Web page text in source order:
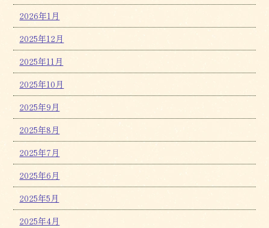
2026年1月
2025年12月
2025年11月
2025年10月
2025年9月
2025年8月
2025年7月
2025年6月
2025年5月
2025年4月